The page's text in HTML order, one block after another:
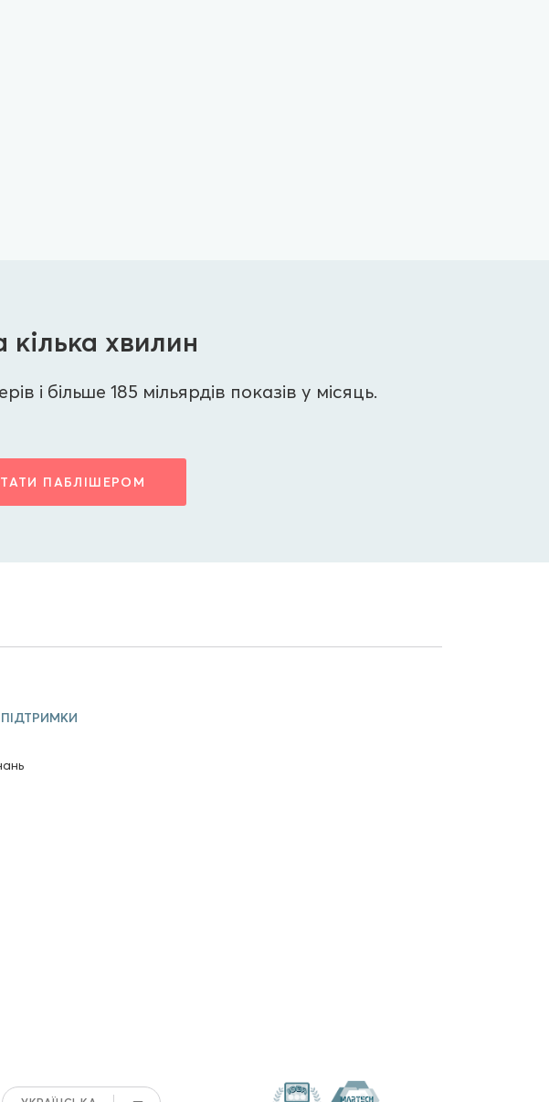
хвилин
і більше 185 мільярдів показів у місяць.
ПАБЛІШЕРОМ